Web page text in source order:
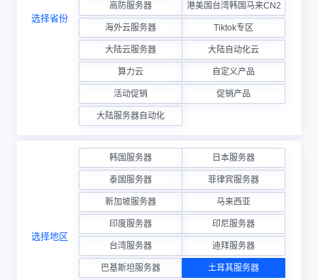
选择省份
高防服务器 香港美国台湾韩国马来CN2云
海外云服务器 Tiktok专区
大陆云服务器 大陆自动化云
算力云 自定义产品
活动促销 促销产品
大陆服务器自动化
选择地区
韩国服务器 日本服务器
泰国服务器 菲律宾服务器
新加坡服务器 马来西亚
印度服务器 印尼服务器
台湾服务器 迪拜服务器
巴基斯坦服务器 土耳其服务器